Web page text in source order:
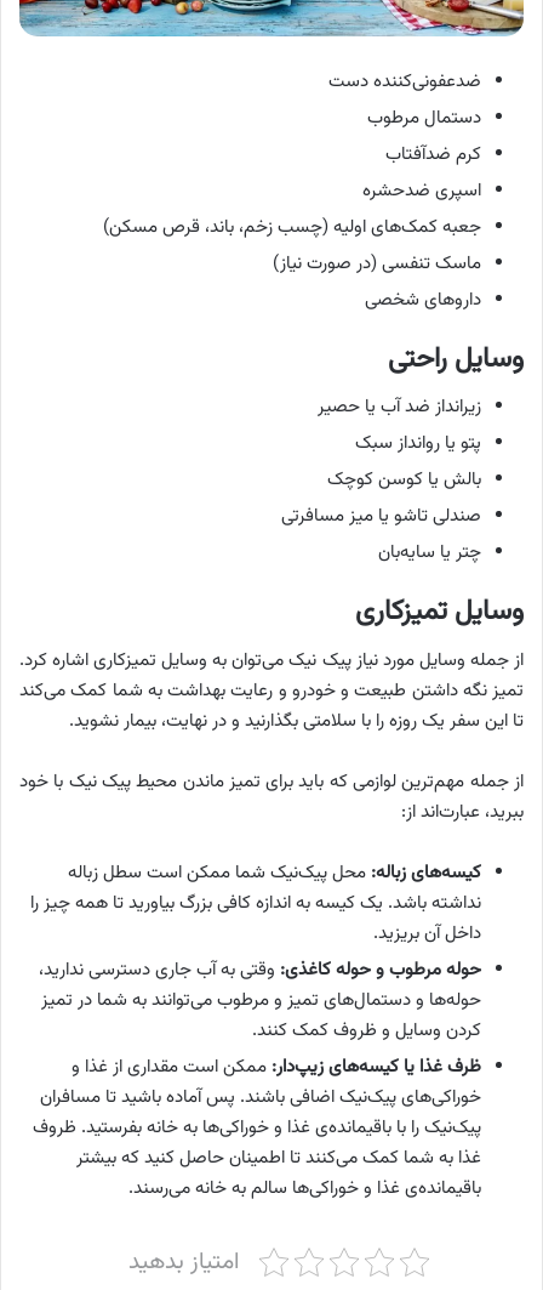
ضدعفونی‌کننده دست
دستمال مرطوب
کرم ضدآفتاب
اسپری ضدحشره
جعبه کمک‌های اولیه (چسب زخم، باند، قرص مسکن)
ماسک تنفسی (در صورت نیاز)
داروهای شخصی
وسایل راحتی
زیرانداز ضد آب یا حصیر
پتو یا روانداز سبک
بالش یا کوسن کوچک
صندلی تاشو یا میز مسافرتی
چتر یا سایه‌بان
وسایل تمیزکاری
از جمله وسایل مورد نیاز پیک نیک می‌توان به وسایل تمیزکاری اشاره کرد.
تمیز نگه داشتن طبیعت و خودرو و رعایت بهداشت به شما کمک می‌کند
تا این سفر یک روزه را با سلامتی بگذارنید و در نهایت، بیمار نشوید.
از جمله مهم‌ترین لوازمی که باید برای تمیز ماندن محیط پیک نیک با خود
ببرید، عبارت‌اند از:
کیسه‌های زباله: محل پیک‌نیک شما ممکن است سطل زباله
نداشته باشد. یک کیسه به اندازه کافی بزرگ بیاورید تا همه چیز را
داخل آن بریزید.
حوله مرطوب و حوله کاغذی: وقتی به آب جاری دسترسی ندارید،
حوله‌ها و دستمال‌های تمیز و مرطوب می‌توانند به شما در تمیز
کردن وسایل و ظروف کمک کنند.
ظرف غذا یا کیسه‌های زیپ‌دار: ممکن است مقداری از غذا و
خوراکی‌های پیک‌نیک اضافی باشند. پس آماده باشید تا مسافران
پیک‌نیک را با باقیمانده‌ی غذا و خوراکی‌ها به خانه بفرستید. ظروف
غذا به شما کمک می‌کنند تا اطمینان حاصل کنید که بیشتر
باقیمانده‌ی غذا و خوراکی‌ها سالم به خانه می‌رسند.
امتیاز بدهید